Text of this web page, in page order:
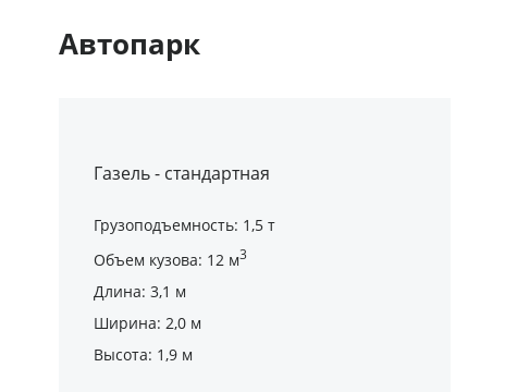
Автопарк
Газель - стандартная
Грузоподъемность: 1,5 т
Объем кузова: 12 м3
Длина: 3,1 м
Ширина: 2,0 м
Высота: 1,9 м